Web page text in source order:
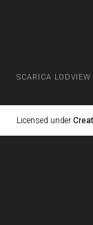
SCARICA
Licensed under